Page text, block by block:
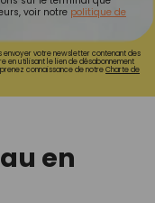
voir notre politique de
envoyer votre newsletter contenant des
en utilisant le lien de désabonnement
connaissance de notreCharte de
en